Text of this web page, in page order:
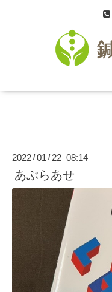
2022 /01 / 22 08:14
あぶらあせ